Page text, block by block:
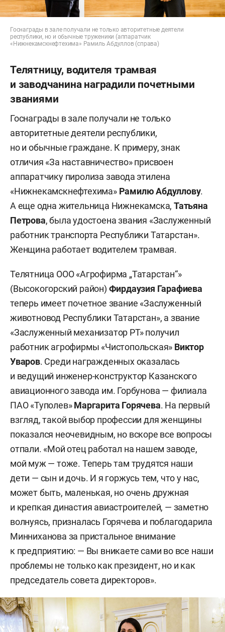
Госнаграды в зале получали не только авторитетные деятели
республики, но и обычные труженики (аппаратчик
«Нижнекамскнефтехима» Рамиль Абдуллов (справа)
Телятницу, водителя трамвая
и заводчанина наградили почетными
званиями
Госнаграды в зале получали не только
авторитетные деятели республики,
но и обычные граждане. К примеру, знак
отличия «За наставничество» присвоен
аппаратчику пиролиза завода этилена
«Нижнекамскнефтехима» РамилюАбдуллову.
А еще одна жительница Нижнекамска, Татьяна
Петрова, была удостоена звания «Заслуженный
работник транспорта Республики Татарстан».
Женщина работает водителем трамвая.
Телятница ООО «Агрофирма „Татарстан“»
(Высокогорский район) Фирдаузия Гарафиева
теперь имеет почетное звание «Заслуженный
животновод Республики Татарстан», а звание
«Заслуженный механизатор РТ» получил
работник агрофирмы «Чистопольская» Виктор
Уваров. Среди награжденных оказалась
и ведущий инженер-конструктор Казанского
авиационного завода им. Горбунова — филиала
ПАО «Туполев»Маргарита Горячева. На первый
взгляд, такой выбор профессии для женщины
показался неочевидным, но вскоре все вопросы
отпали. «Мой отец работал на нашем заводе,
мой муж — тоже. Теперь там трудятся наши
дети — сын и дочь. И я горжусь тем, что у нас,
может быть, маленькая, но очень дружная
и крепкая династия авиастроителей, — заметно
волнуясь, призналась Горячева и поблагодарила
Минниханова за пристальное внимание
к предприятию: — Вы вникаете сами во все наши
проблемы не только как президент, но и как
председатель совета директоров».